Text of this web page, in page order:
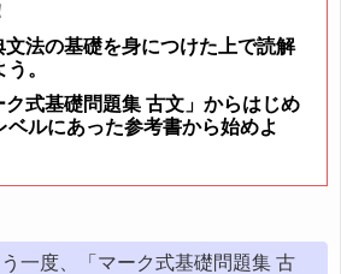
法の基礎を身につけた上で読解
。
ク式基礎問題集 古文」からはじめ
ベルにあった参考書から始めよ
一度、「マーク式基礎問題集 古